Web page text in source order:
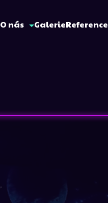
O nás GalerieReference